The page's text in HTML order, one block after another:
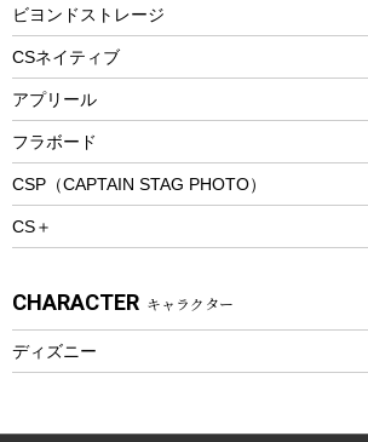
防寒ウェア
トレッキング
トレッキングアクセサリー
プレイグッズ
ウェルネス
ウェア、タオル
ウェア
ビヨンドストレージ
CSネイティブ
アプリール
フラボード
CSP（CAPTAIN STAG PHOTO）
CS＋
CHARACTER キャラクター
ディズニー